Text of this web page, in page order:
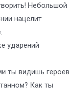
Небольшой
нацелит
ударений
ты видишь героев
Как ты